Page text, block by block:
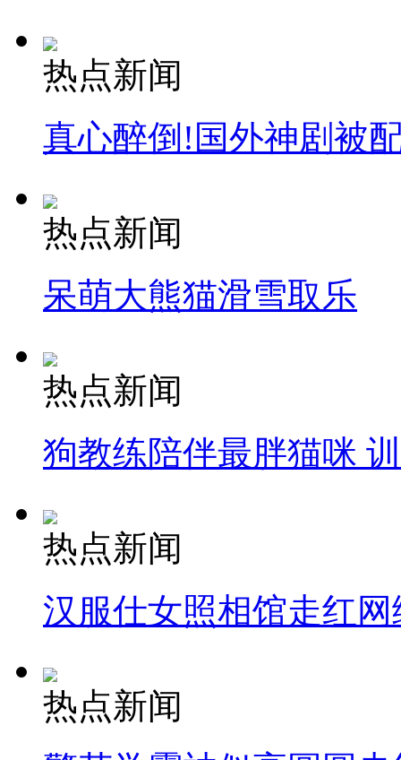
热点新闻
真心醉倒!国外神剧被
热点新闻
呆萌大熊猫滑雪取乐
热点新闻
狗教练陪伴最胖猫咪
热点新闻
汉服仕女照相馆走红网
热点新闻